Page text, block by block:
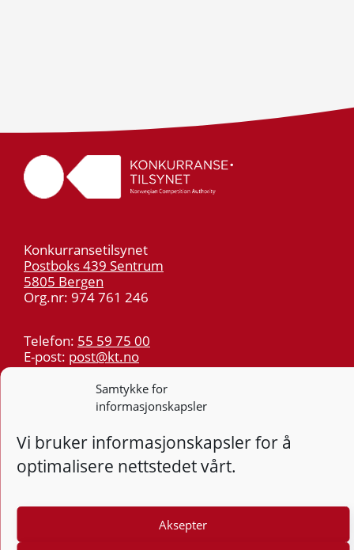
Samtykke for
informasjonskapsler
Vi bruker informasjonskapsler for å
optimalisere nettstedet vårt.
Aksepter
Konkurransetilsynet
Postboks 439 Sentrum
5805 Bergen
Org.nr: 974 761 246
Telefon: 55 59 75 00
E-post: post@kt.no
Nyhetsvarsel >>
Tilgjengelighetserklæring